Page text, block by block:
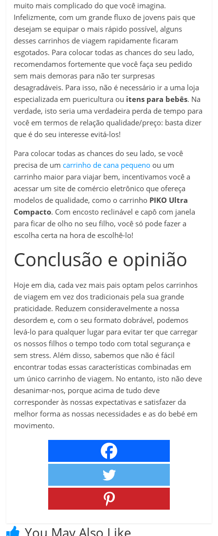
muito mais complicado do que você imagina.
Infelizmente, com um grande fluxo de jovens pais que
desejam se equipar o mais rápido possível, alguns
desses carrinhos de viagem rapidamente ficaram
esgotados. Para colocar todas as chances do seu lado,
recomendamos fortemente que você faça seu pedido
sem mais demoras para não ter surpresas
desagradáveis. Para isso, não é necessário ir a uma loja
especializada em puericultura ou itens para bebês. Na
verdade, isto seria uma verdadeira perda de tempo para
você em termos de relação qualidade/preço: basta dizer
que é do seu interesse evitá-los!
Para colocar todas as chances do seu lado, se você
precisa de um carrinho de cana pequeno ou um
carrinho maior para viajar bem, incentivamos você a
acessar um site de comércio eletrônico que ofereça
modelos de qualidade, como o carrinho PIKO Ultra
Compacto. Com encosto reclinável e capô com janela
para ficar de olho no seu filho, você só pode fazer a
escolha certa na hora de escolhê-lo!
Conclusão e opinião
Hoje em dia, cada vez mais pais optam pelos carrinhos
de viagem em vez dos tradicionais pela sua grande
praticidade. Reduzem consideravelmente a nossa
desordem e, com o seu formato dobrável, podemos
levá-lo para qualquer lugar para evitar ter que carregar
os nossos filhos o tempo todo com total segurança e
sem stress. Além disso, sabemos que não é fácil
encontrar todas essas características combinadas em
um único carrinho de viagem. No entanto, isto não deve
desanimar-nos, porque acima de tudo deve
corresponder às nossas expectativas e satisfazer da
melhor forma as nossas necessidades e as do bebé em
movimento.